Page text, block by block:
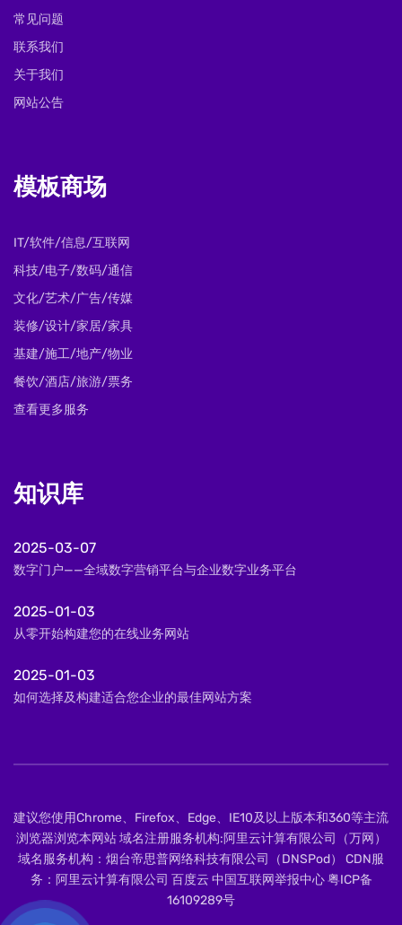
常见问题
联系我们
关于我们
网站公告
模板商场
IT/软件/信息/互联网
科技/电子/数码/通信
文化/艺术/广告/传媒
装修/设计/家居/家具
基建/施工/地产/物业
餐饮/酒店/旅游/票务
查看更多服务
知识库
2025-03-07
数字门户——全域数字营销平台与企业数字业务平台
2025-01-03
从零开始构建您的在线业务网站
2025-01-03
如何选择及构建适合您企业的最佳网站方案
建议您使用Chrome、Firefox、Edge、IE10及以上版本和360等主流
浏览器浏览本网站 域名注册服务机构:阿里云计算有限公司（万网）
域名服务机构：烟台帝思普网络科技有限公司（DNSPod） CDN服
务：阿里云计算有限公司 百度云 中国互联网举报中心粤ICP备
16109289号